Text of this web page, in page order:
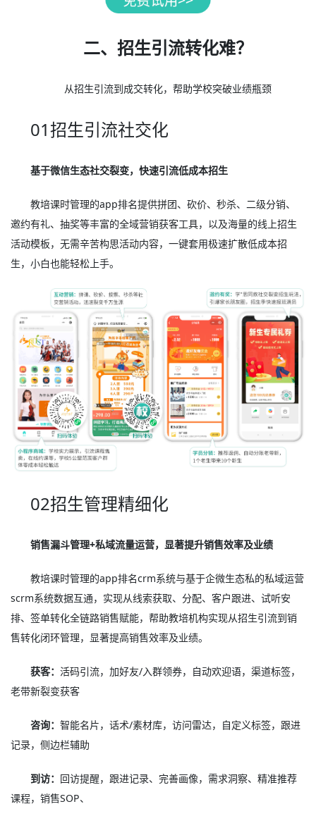
二、招生引流转化难？
从招生引流到成交转化，帮助学校突破业绩瓶颈
01招生引流社交化
基于微信生态社交裂变，快速引流低成本招生
教培课时管理的app排名提供拼团、砍价、秒杀、二级分销、
邀约有礼、抽奖等丰富的全域营销获客工具，以及海量的线上招生
活动模板，无需辛苦构思活动内容，一键套用极速扩散低成本招
生，小白也能轻松上手。
02招生管理精细化
销售漏斗管理+私域流量运营，显著提升销售效率及业绩
教培课时管理的app排名crm系统与基于企微生态私的私域运营
scrm系统数据互通，实现从线索获取、分配、客户跟进、试听安
排、签单转化全链路销售赋能，帮助教培机构实现从招生引流到销
售转化闭环管理，显著提高销售效率及业绩。
获客：活码引流，加好友/入群领券，自动欢迎语，渠道标签，
老带新裂变获客
咨询：智能名片，话术/素材库，访问雷达，自定义标签，跟进
记录，侧边栏辅助
到访： 回访提醒，跟进记录、完善画像，需求洞察、精准推荐
课程，销售SOP、